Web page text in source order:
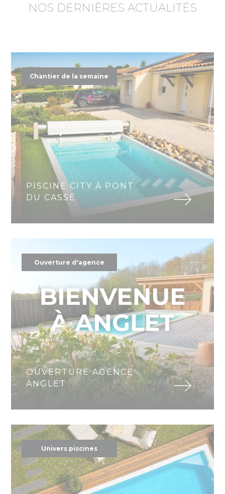
NOS DERNIÈRES ACTUALITÉS
Chantier de la semaine
PISCINE CITY À PONT
DU CASSE
Ouverture d'agence
OUVERTURE AGENCE
ANGLET
Univers piscines